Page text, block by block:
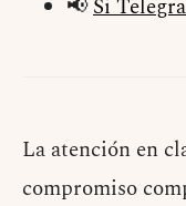
📢Si
La atención en
compromiso